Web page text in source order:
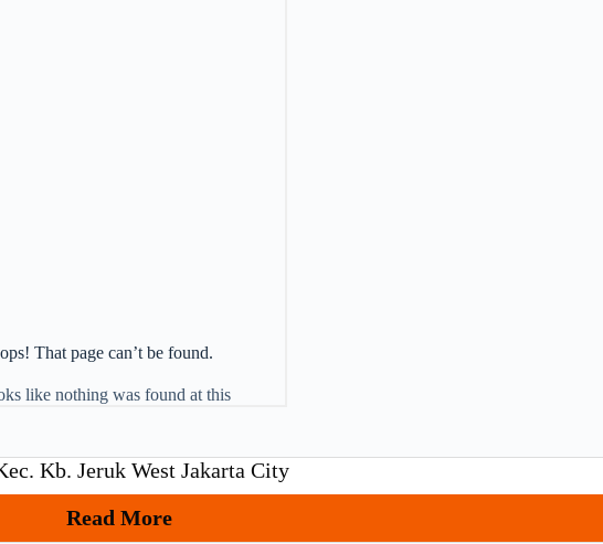
Kb. Jeruk West Jakarta City
Read More